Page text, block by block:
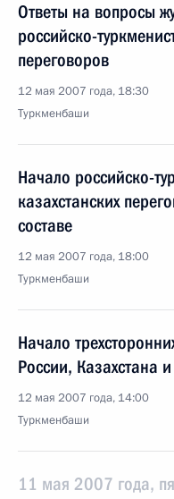
Ответы на вопросы
российско-
переговоров
12 мая 2007 года, 18:30
Туркменбаши
Начало российско-
казахстанских
составе
12 мая 2007 года, 18:00
Туркменбаши
Начало
России, Казахстана
12 мая 2007 года, 14:00
Туркменбаши
11 мая 2007 года,